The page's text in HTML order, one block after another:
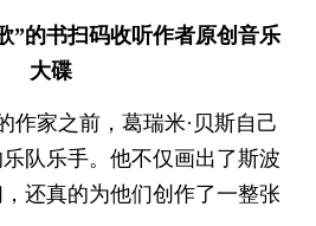
”的书扫码收听作者原创音乐
大碟
作家之前，葛瑞米·贝斯自己
队乐手。他不仅画出了斯波
还真的为他们创作了一整张